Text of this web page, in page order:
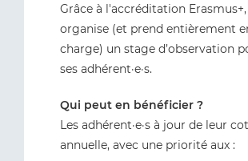
Grâce à l'accréditation
organise (et prend entièrement
charge) un stage d’observation
ses adhérent·e·s.
Qui peut en bénéficier ?
Les adhérent·e·s à jour de leur
annuelle, avec une priorité aux :